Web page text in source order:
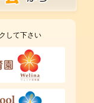
して下さい